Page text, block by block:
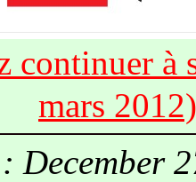
continuer
mars 2012)
December